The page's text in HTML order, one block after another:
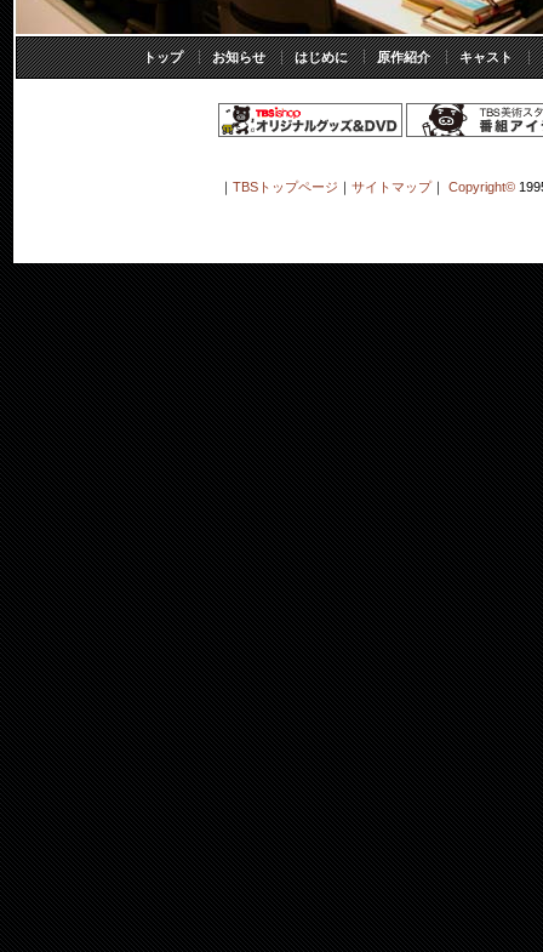
トップ お知らせ はじめに 原作紹介 キャスト
｜ TBSトップページ ｜ サイトマップ｜ Copyright©